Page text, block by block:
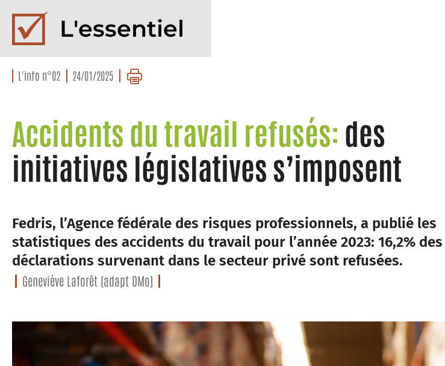
L'essentiel
L'info n°02 24/01/2025
Accidents du travail refusés: des
initiatives législatives s’imposent
Fedris, l’Agence fédérale des risques professionnels, a publié les
statistiques des accidents du travail pour l’année 2023: 16,2% des
déclarations survenant dans le secteur privé sont refusées.
Geneviève Laforêt (adapt DMo)